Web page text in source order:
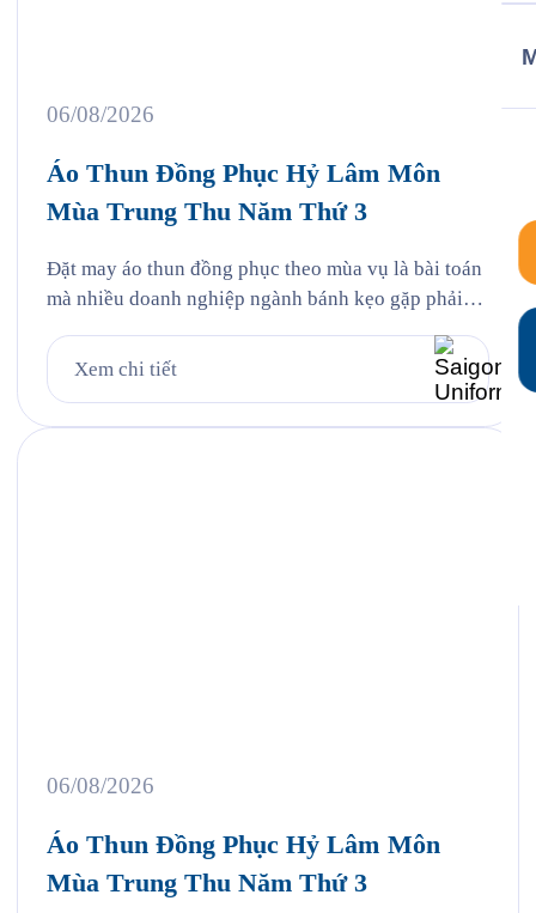
06/08/2026
Áo Thun Đồng Phục Hỷ Lâm Môn
Mùa Trung Thu Năm Thứ 3
Đặt may áo thun đồng phục theo mùa vụ là bài toán
mà nhiều doanh nghiệp ngành bánh kẹo gặp phải
lên, mỗi năm khi mùa bánh Trung Thu về, Hỷ Lâm
Môn lại cùng Saigon Uniform chuẩn bị một bộ đồng
Xem chi tiết
06/08/2026
Áo Thun Đồng Phục Hỷ Lâm Môn
Mùa Trung Thu Năm Thứ 3